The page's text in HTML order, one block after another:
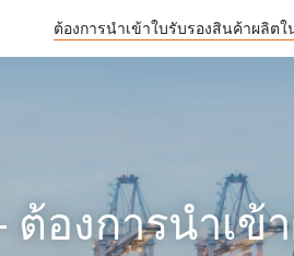
ต้องการนำเข้าใบรับรองสินค้าผลิต
- ต้องการนำเ